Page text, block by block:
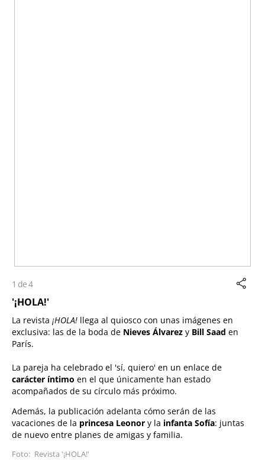
1 de 4
'¡HOLA!'
La revista ¡HOLA! llega al quiosco con unas imágenes en
exclusiva: las de la boda de Nieves Álvarez y Bill Saad en
París.
La pareja ha celebrado el 'sí, quiero' en un enlace de
carácter íntimo en el que únicamente han estado
acompañados de su círculo más próximo.
Además, la publicación adelanta cómo serán de las
vacaciones de la princesa Leonor y la infanta Sofía: juntas
de nuevo entre planes de amigas y familia.
Revista '¡HOLA!'